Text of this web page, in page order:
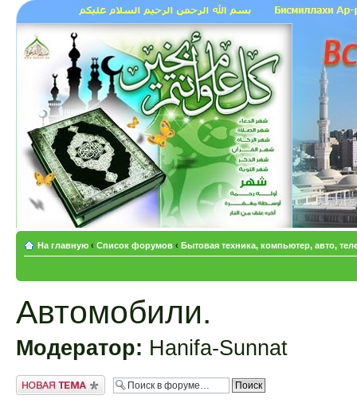
На главную ‹ Список форумов ‹ Бытовая техника, компьютер, авто,
Автомобили.
Модератор: Hanifa-Sunnat
Новая тема